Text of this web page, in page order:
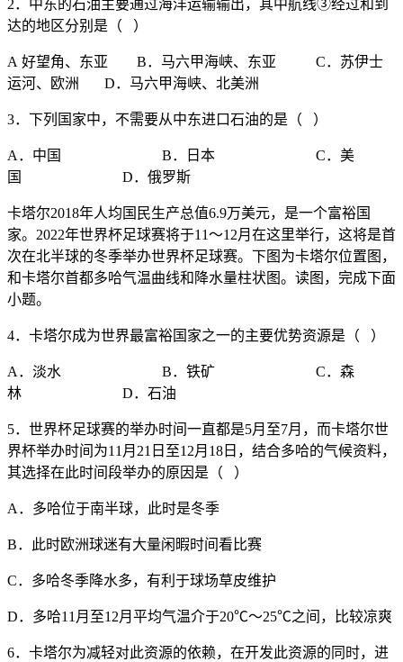
2．中东的石油主要通过海洋运输输出，其中航线③经过和到
达的地区分别是（ ）
A 好望角、东亚 B．马六甲海峡、东亚 C．苏伊士
运河、欧洲 D．马六甲海峡、北美洲
3．下列国家中，不需要从中东进口石油的是（ ）
A．中国 B．日本 C．美
国 D．俄罗斯
卡塔尔2018年人均国民生产总值6.9万美元，是一个富裕国
家。2022年世界杯足球赛将于11～12月在这里举行，这将是首
次在北半球的冬季举办世界杯足球赛。下图为卡塔尔位置图，
和卡塔尔首都多哈气温曲线和降水量柱状图。读图，完成下面
小题。
4．卡塔尔成为世界最富裕国家之一的主要优势资源是（ ）
A．淡水 B．铁矿 C．森
林 D．石油
5．世界杯足球赛的举办时间一直都是5月至7月，而卡塔尔世
界杯举办时间为11月21日至12月18日，结合多哈的气候资料，
其选择在此时间段举办的原因是（ ）
A．多哈位于南半球，此时是冬季
B．此时欧洲球迷有大量闲暇时间看比赛
C．多哈冬季降水多，有利于球场草皮维护
D．多哈11月至12月平均气温介于20℃～25℃之间，比较凉爽
6．卡塔尔为减轻对此资源的依赖，在开发此资源的同时，进